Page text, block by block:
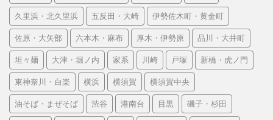
久里浜・北久里浜 五反田・大崎 伊勢佐木町・黄金町
佐原・大矢部 六本木・麻布 厚木・伊勢原 品川・大井町
坦々麺 大津・堀ノ内 家系 川崎 戸塚 新橋・虎ノ門
東神奈川・白楽 横浜 横須賀 横須賀中央
油そば・まぜそば 渋谷 港南台 目黒 磯子・杉田